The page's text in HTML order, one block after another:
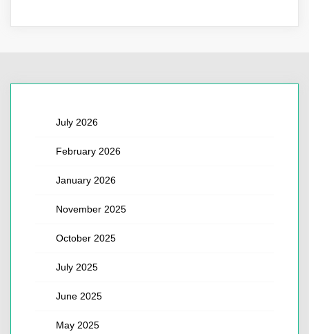
July 2026
February 2026
January 2026
November 2025
October 2025
July 2025
June 2025
May 2025